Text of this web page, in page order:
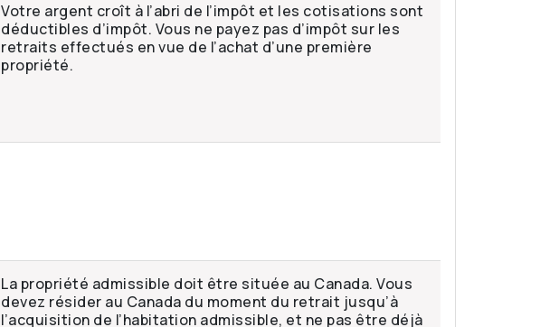
Votre argent croît à l’abri de l’impôt et les cotisations sont
déductibles d’impôt. Vous ne payez pas d’impôt sur les
retraits effectués en vue de l’achat d’une première
propriété.
La propriété admissible doit être située au Canada. Vous
devez résider au Canada du moment du retrait jusqu’à
l’acquisition de l’habitation admissible, et ne pas être déjà